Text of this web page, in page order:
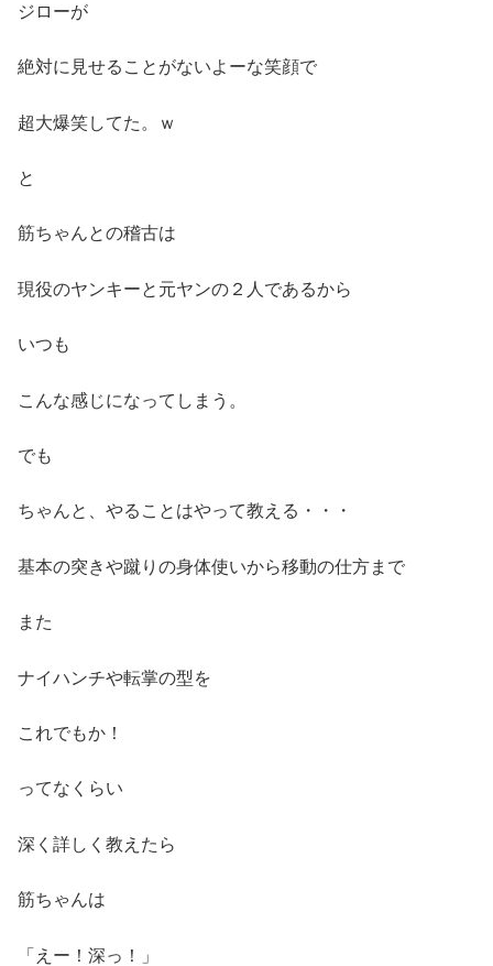
ジローが
絶対に見せることがないよーな笑顔で
超大爆笑してた。ｗ
と
筋ちゃんとの稽古は
現役のヤンキーと元ヤンの２人であるから
いつも
こんな感じになってしまう。
でも
ちゃんと、やることはやって教える・・・
基本の突きや蹴りの身体使いから移動の仕方まで
また
ナイハンチや転掌の型を
これでもか！
ってなくらい
深く詳しく教えたら
筋ちゃんは
「えー！深っ！」